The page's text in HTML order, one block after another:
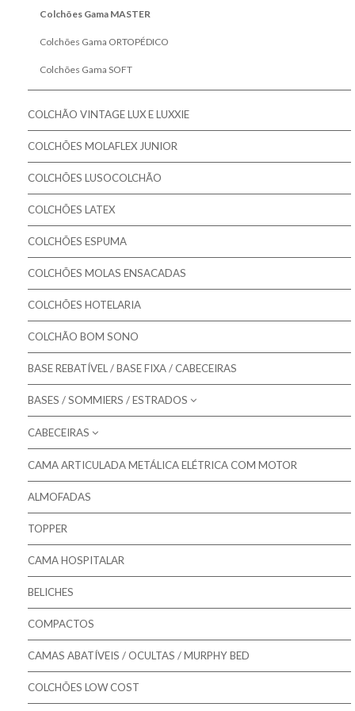
Colmol - Colchões
Bestbed - Colchões
Bom Repouso - Colchões
Mindol - Colchões
Artiflex - Colchões
Colchões para Bebé
Colchões Gama MASTER
Colchões Gama ORTOPÉDICO
Colchões Gama SOFT
COLCHÃO VINTAGE LUX E LUXXIE
COLCHÕES MOLAFLEX JUNIOR
COLCHÕES LUSOCOLCHÃO
COLCHÕES LATEX
COLCHÕES ESPUMA
COLCHÕES MOLAS ENSACADAS
COLCHÕES HOTELARIA
COLCHÃO BOM SONO
BASE REBATÍVEL / BASE FIXA / CABECEIRAS
BASES / SOMMIERS / ESTRADOS
Molaflex - Bases Forradas
Molaflex - Lâminas
Molaflex - Rebatíveis
Pikolin - Bases
Bestbed - Sommiers
Mindol - Bases
CABECEIRAS
Molaflex - Cabeceiras para camas
Mindol - Cabeceiras para camas
CAMA ARTICULADA METÁLICA ELÉTRICA COM MOTOR
ALMOFADAS
TOPPER
CAMA HOSPITALAR
BELICHES
COMPACTOS
CAMAS ABATÍVEIS / OCULTAS / MURPHY BED
COLCHÕES LOW COST